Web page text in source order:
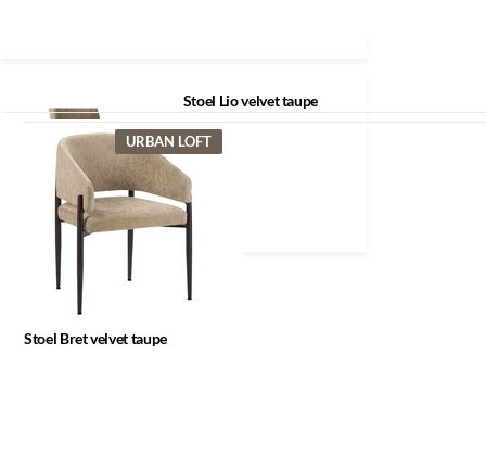
Stoel Lio velvet taupe
Stoel Bret velvet taupe
URBAN LOFT